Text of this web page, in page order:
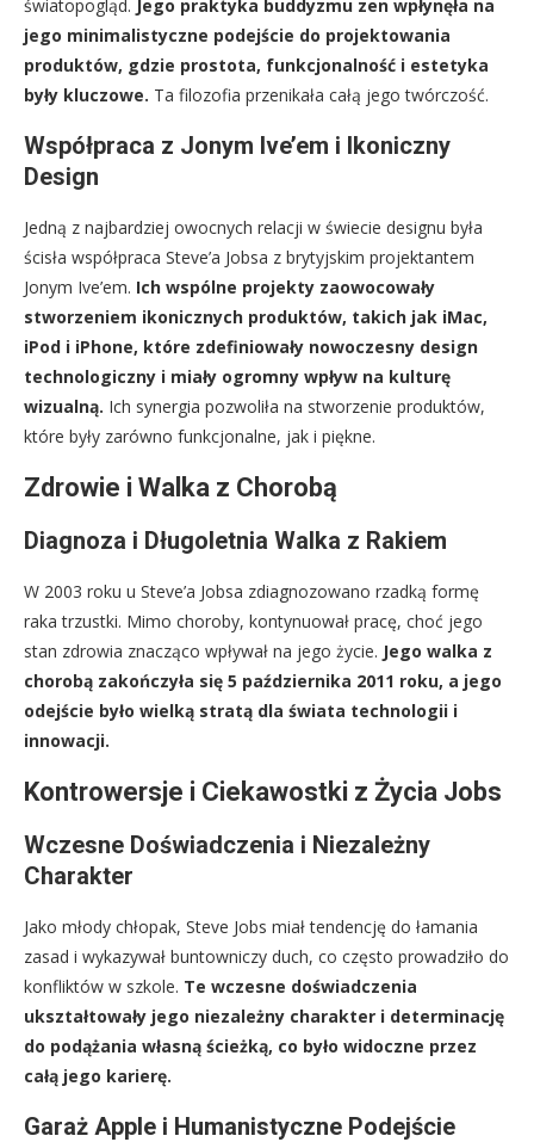
światopogląd. Jego praktyka buddyzmu zen wpłynęła na
jego minimalistyczne podejście do projektowania
produktów, gdzie prostota, funkcjonalność i estetyka
były kluczowe. Ta filozofia przenikała całą jego twórczość.
Współpraca z Jonym Ive’em i Ikoniczny
Design
Jedną z najbardziej owocnych relacji w świecie designu była
ścisła współpraca Steve’a Jobsa z brytyjskim projektantem
Jonym Ive’em. Ich wspólne projekty zaowocowały
stworzeniem ikonicznych produktów, takich jak iMac,
iPod i iPhone, które zdefiniowały nowoczesny design
technologiczny i miały ogromny wpływ na kulturę
wizualną. Ich synergia pozwoliła na stworzenie produktów,
które były zarówno funkcjonalne, jak i piękne.
Zdrowie i Walka z Chorobą
Diagnoza i Długoletnia Walka z Rakiem
W 2003 roku u Steve’a Jobsa zdiagnozowano rzadką formę
raka trzustki. Mimo choroby, kontynuował pracę, choć jego
stan zdrowia znacząco wpływał na jego życie. Jego walka z
chorobą zakończyła się 5 października 2011 roku, a jego
odejście było wielką stratą dla świata technologii i
innowacji.
Kontrowersje i Ciekawostki z Życia Jobs
Wczesne Doświadczenia i Niezależny
Charakter
Jako młody chłopak, Steve Jobs miał tendencję do łamania
zasad i wykazywał buntowniczy duch, co często prowadziło do
konfliktów w szkole. Te wczesne doświadczenia
ukształtowały jego niezależny charakter i determinację
do podążania własną ścieżką, co było widoczne przez
całą jego karierę.
Garaż Apple i Humanistyczne Podejście